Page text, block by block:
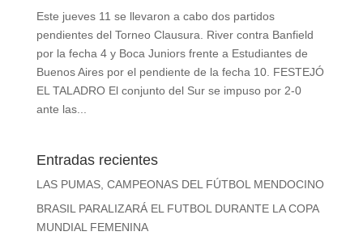
Este jueves 11 se llevaron a cabo dos partidos
pendientes del Torneo Clausura. River contra Banfield
por la fecha 4 y Boca Juniors frente a Estudiantes de
Buenos Aires por el pendiente de la fecha 10. FESTEJÓ
EL TALADRO El conjunto del Sur se impuso por 2-0
ante las...
Entradas recientes
LAS PUMAS, CAMPEONAS DEL FÚTBOL MENDOCINO
BRASIL PARALIZARÁ EL FUTBOL DURANTE LA COPA
MUNDIAL FEMENINA